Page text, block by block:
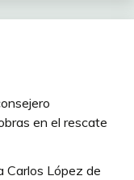
en el rescate
Carlos López de